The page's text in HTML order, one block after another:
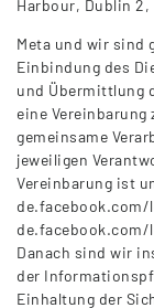
Harbour, Dublin 2,
Meta und wir sind
Einbindung des
und Übermittlung
eine
gemeinsame
jeweiligen
Vereinbarung ist
Danach sind wir
der
Einhaltung der